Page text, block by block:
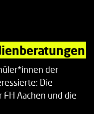
der
Die
Aachen und die